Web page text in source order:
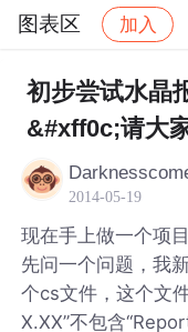
图表区 加入
社区 图表区
初步尝试水晶
&#xff0c;请大
2014-05-19
现在手上做一个项
先问一个问题，我
个cs文件，这个文
X.XX”不包含